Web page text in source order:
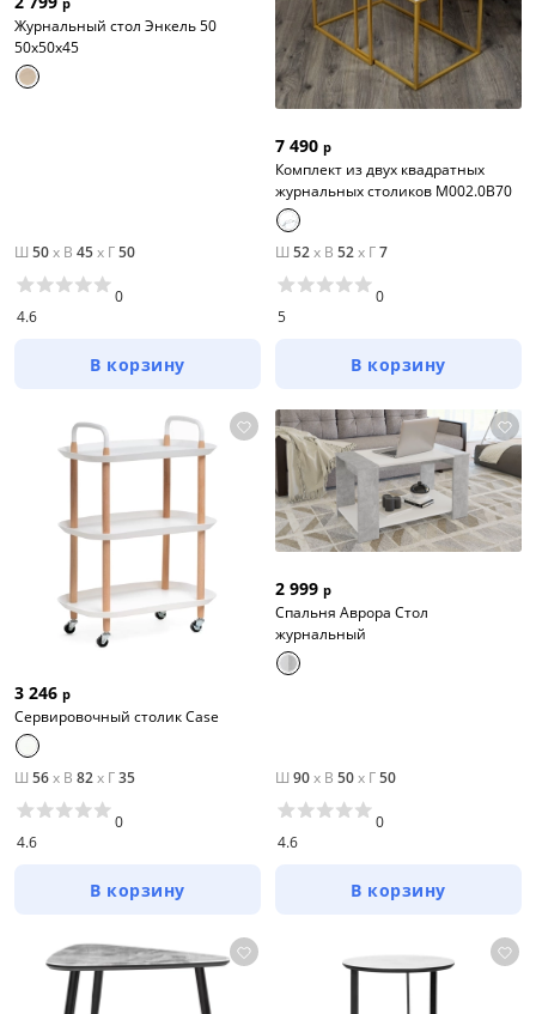
Журнальный cтол Энкель 50
50x50x45
Ш 50x В 45x Г50
4.6
0
В корзину
7 490 р
Комплект из двух квадратных
журнальных столиков М002.0В70
Ш 52x В 52x Г7
5
0
В корзину
3 246 р
Сервировочный столик Case
Ш 56x В 82x Г35
4.6
0
В корзину
2 999 р
Спальня Аврора Стол
журнальный
Ш 90x В 50x Г50
4.6
0
В корзину